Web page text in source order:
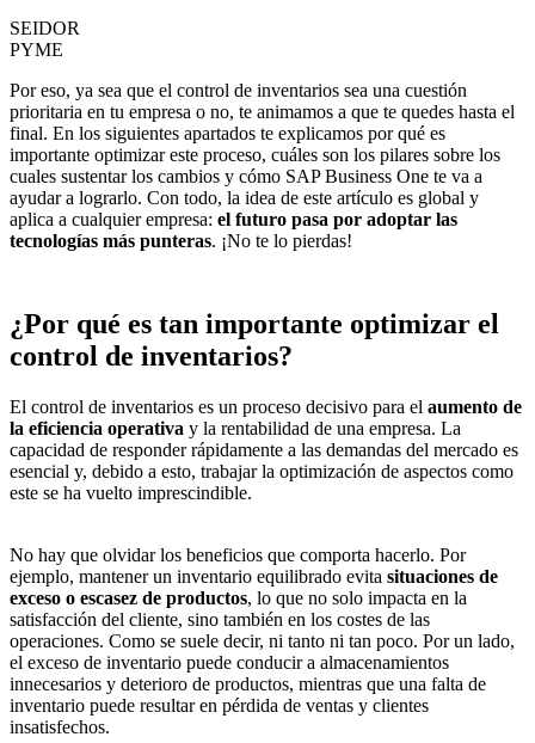
SEIDOR
PYME
Por eso, ya sea que el control de inventarios sea una cuestión
prioritaria en tu empresa o no, te animamos a que te quedes hasta el
final. En los siguientes apartados te explicamos por qué es
importante optimizar este proceso, cuáles son los pilares sobre los
cuales sustentar los cambios y cómo SAP Business One te va a
ayudar a lograrlo. Con todo, la idea de este artículo es global y
aplica a cualquier empresa: el futuro pasa por adoptar las
tecnologías más punteras. ¡No te lo pierdas!
¿Por qué es tan importante optimizar el
control de inventarios?
El control de inventarios es un proceso decisivo para el aumento de
la eficiencia operativa y la rentabilidad de una empresa. La
capacidad de responder rápidamente a las demandas del mercado es
esencial y, debido a esto, trabajar la optimización de aspectos como
este se ha vuelto imprescindible.
No hay que olvidar los beneficios que comporta hacerlo. Por
ejemplo, mantener un inventario equilibrado evita situaciones de
exceso o escasez de productos, lo que no solo impacta en la
satisfacción del cliente, sino también en los costes de las
operaciones. Como se suele decir, ni tanto ni tan poco. Por un lado,
el exceso de inventario puede conducir a almacenamientos
innecesarios y deterioro de productos, mientras que una falta de
inventario puede resultar en pérdida de ventas y clientes
insatisfechos.